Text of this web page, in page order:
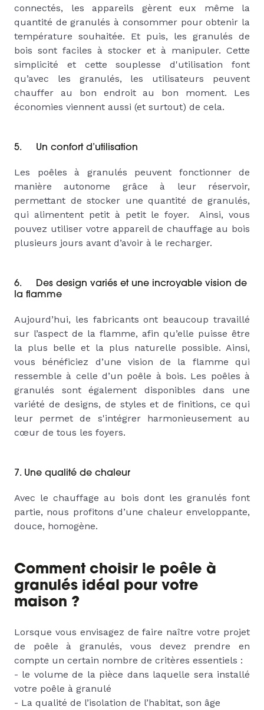
connectés, les appareils gèrent eux même la
quantité de granulés à consommer pour obtenir la
température souhaitée. Et puis, les granulés de
bois sont faciles à stocker et à manipuler. Cette
simplicité et cette souplesse d'utilisation font
qu’avec les granulés, les utilisateurs peuvent
chauffer au bon endroit au bon moment. Les
économies viennent aussi (et surtout) de cela.
5. Un confort d’utilisation
Les poêles à granulés peuvent fonctionner de
manière autonome grâce à leur réservoir,
permettant de stocker une quantité de granulés,
qui alimentent petit à petit le foyer. Ainsi, vous
pouvez utiliser votre appareil de chauffage au bois
plusieurs jours avant d’avoir à le recharger.
6. Des design variés et une incroyable vision de
la flamme
Aujourd’hui, les fabricants ont beaucoup travaillé
sur l’aspect de la flamme, afin qu’elle puisse être
la plus belle et la plus naturelle possible. Ainsi,
vous bénéficiez d’une vision de la flamme qui
ressemble à celle d’un poêle à bois. Les poêles à
granulés sont également disponibles dans une
variété de designs, de styles et de finitions, ce qui
leur permet de s'intégrer harmonieusement au
cœur de tous les foyers.
7. Une qualité de chaleur
Avec le chauffage au bois dont les granulés font
partie, nous profitons d’une chaleur enveloppante,
douce, homogène.
Comment choisir le poêle à
granulés idéal pour votre
maison ?
Lorsque vous envisagez de faire naître votre projet
de poêle à granulés, vous devez prendre en
compte un certain nombre de critères essentiels :
- le volume de la pièce dans laquelle sera installé
votre poêle à granulé
- La qualité de l’isolation de l’habitat, son âge